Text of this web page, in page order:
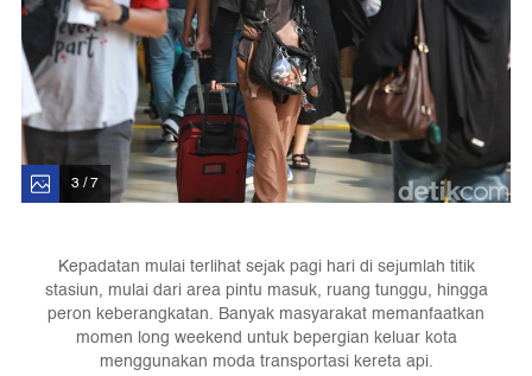
3 / 7
Kepadatan mulai terlihat sejak pagi hari di sejumlah titik
stasiun, mulai dari area pintu masuk, ruang tunggu, hingga
peron keberangkatan. Banyak masyarakat memanfaatkan
momen long weekend untuk bepergian keluar kota
menggunakan moda transportasi kereta api.